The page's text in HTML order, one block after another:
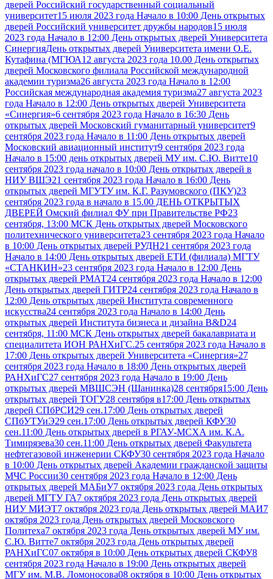
дверей Российский государственный социальный
университет15 июля 2023 года Начало в 10:00 День открытых
дверей Российский университет дружбы народов15 июля
2023 года Начало в 12:00 День открытых дверей Университета
СинергияДень открытых дверей Университета имени О.Е.
Кутафина (МГЮА12 августа 2023 года 10.00 День открытых
дверей Московского филиала Российской международной
академии туризма26 августа 2023 года Начало в 12:00
Российская международная академия туризма27 августа 2023
года Начало в 12:00 День открытых дверей Университета
«Синергия»6 сентября 2023 года Начало в 16:30 День
открытых дверей Московский гуманитарный университет9
сентября 2023 года Начало в 11:00 День открытых дверей
Московский авиационный институт9 сентября 2023 года
Начало в 15:00 день открытых дверей МУ им. С.Ю. Витте10
сентября 2023 года начало в 10:00 День открытых дверей в
НИУ ВШЭ21 сентября 2023 года Начало в 16:00 День
открытых дверей МГУТУ им. К.Г. Разумовского (ПКУ)23
сентября 2023 года в начало в 15.00 ДЕНЬ ОТКРЫТЫХ
ДВЕРЕЙ Омский филиал ФУ при Правительстве РФ23
сентября, 13:00 МСК День открытых дверей Московского
политехнического университета23 сентября 2023 года Начало
в 10:00 День открытых дверей РУДН21 сентября 2023 года
Начало в 14:00 День открытых дверей ЕТИ (филиала) МГТУ
«СТАНКИН»23 сентября 2023 года Начало в 12:00 День
открытых дверей РМАТ24 сентября 2023 года Начало в 12:00
День открытых дверей ГИТР24 сентября 2023 года Начало в
12:00 День открытых дверей Института современного
искусства24 сентября 2023 года Начало в 14:00 День
открытых дверей Института бизнеса и дизайна B&D24
сентября, 11:00 МСК День открытых дверей бакалавриата и
специалитета ИОН РАНХиГС.25 сентября 2023 года Начало в
17:00 День открытых дверей Университета «Синергия»27
сентября 2023 года Начало в 18:00 День открытых дверей
РАНХиГС27 сентября 2023 года Начало в 19:00 День
открытых дверей МВШСЭН (Шанинка)28 сентября15:00 День
открытых дверей ТОГУ28 сентября в17:00 День открытых
дверей СПбРСИ29 сен.17:00 День открытых дверей
СПбУТУиЭ29 сен.17:00 День открытых дверей КФУ30
сен.11:00 День открытых дверей в РГАУ-МСХА им. К.А.
Тимирязева30 сен.11:00 День открытых дверей Факультета
нефтегазовой инженерии СКФУ30 сентября 2023 года Начало
в 10:00 День открытых дверей Академии гражданской защиты
МЧС России30 сентября 2023 года Начало в 12:00 День
открытых дверей МАБиУ7 октября 2023 года День открытых
дверей МГТУ ГА7 октября 2023 года День открытых дверей
НИУ МИЭТ7 октября 2023 года День открытых дверей МАИ7
октября 2023 года День открытых дверей Московского
Политеха7 октября 2023 года День открытых дверей МУ им.
С.Ю. Витте7 октября 2023 года День открытых дверей
РАНХиГС07 октября в 10:00 День открытых дверей СКФУ8
сентября 2023 года Начало в 19:00 День открытых дверей
МГУ им. М.В. Ломоносова08 октября в 10:00 День открытых